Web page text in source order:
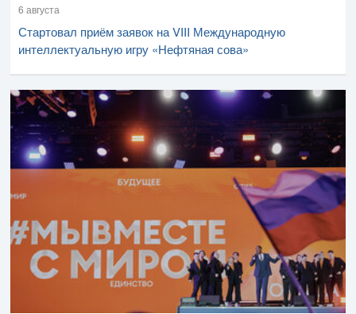
6 августа
Стартовал приём заявок на VIII Международную
интеллектуальную игру «Нефтяная сова»